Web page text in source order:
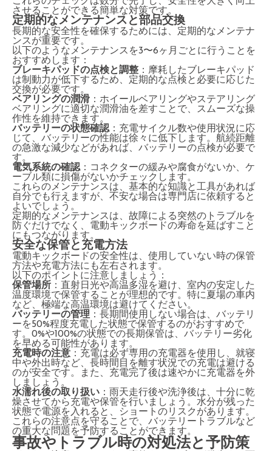
させることができる簡単な対策です。
定期的なメンテナンスと部品交換
長期的な安全性を確保するためには、定期的なメンテナ
ンスが重要です。
以下のようなメンテナンスを3〜6ヶ月ごとに行うことを
おすすめします：
ブレーキパッドの点検と調整 ：摩耗したブレーキパッド
は制動力が低下するため、定期的な点検と必要に応じた
交換が必要です。
ベアリングの潤滑 ：ホイールベアリングやステアリング
ベアリングに適切な潤滑油を差すことで、スムーズな操
作性を維持できます。
バッテリーの状態確認：充電サイクル数や使用状況に応
じて、バッテリーの性能は徐々に低下します。航続距離
の急激な減少などがあれば、バッテリーの点検が必要で
す。
電気系統の確認：コネクターの緩みや腐食がないか、ケ
ーブル類に損傷がないかチェックします。
これらのメンテナンスは、基本的な知識と工具があれば
自分でも行えますが、不安な場合は専門店に依頼すると
よいでしょう。
定期的なメンテナンスは、故障による突然のトラブルを
防ぐだけでなく、電動キックボードの寿命を延ばすこと
にもつながります。
安全な保管と充電方法
電動キックボードの安全性は、使用していない時の保管
方法や充電方法にも左右されます。
以下のポイントに注意しましょう：
保管場所 ：直射日光や高温多湿を避け、室内の安定した
温度環境で保管することが理想的です。特に夏場の車内
など、極端な高温環境は避けてください。
バッテリーの管理 ：長期間使用しない場合は、バッテリ
ーを50%程度充電した状態で保管するのがおすすめで
す。0%や100%の状態での長期保管は、バッテリー劣化
を早める可能性があります。
充電時の注意 ：充電は必ず専用の充電器を使用し、就寝
中や外出時など、長時間目を離す状況での充電は避ける
のが安全です。また、充電完了後は速やかに充電器を外
しましょう。
水濡れ後の取り扱い ：雨天走行後や洗浄後は、十分に乾
燥させてから充電や保管を行いましょう。水分が残った
状態で電源を入れると、ショートのリスクがあります。
これらの注意点を守ることで、バッテリートラブルなど
の重大な問題を予防することができます。
事故やトラブル時の対処法と予防策